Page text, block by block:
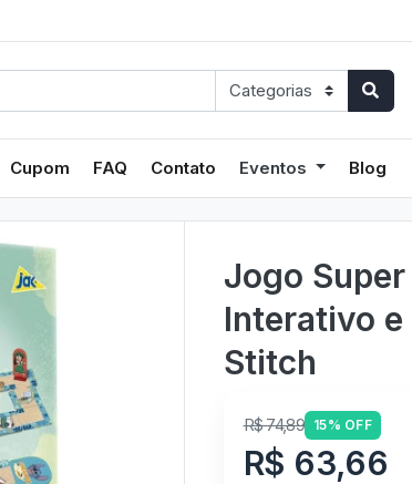
Cupom FAQ Contato Eventos Blog
Jogo
Interativo
Stitch
R$ 74,89 15% OFF
R$ 63,66